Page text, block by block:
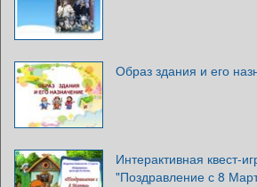
Образ здания и его
Интерактивная квест-
"Поздравление с 8